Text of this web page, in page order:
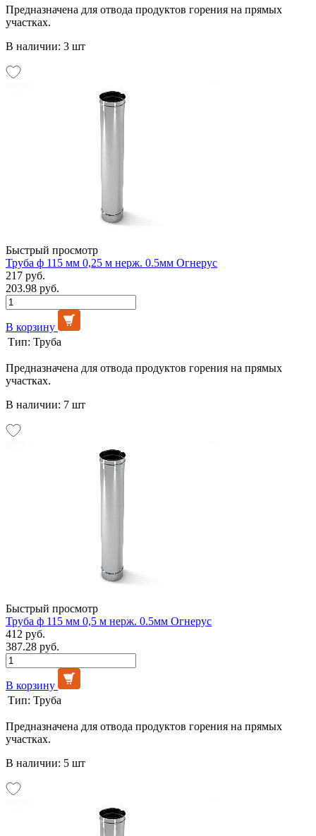
Предназначена для отвода продуктов горения на прямых
участках.
В наличии: 3 шт
Быстрый просмотр
Труба ф 115 мм 0,25 м нерж. 0.5мм Огнерус
217 руб.
203.98 руб.
В корзину
Тип: Труба
Предназначена для отвода продуктов горения на прямых
участках.
В наличии: 7 шт
Быстрый просмотр
Труба ф 115 мм 0,5 м нерж. 0.5мм Огнерус
412 руб.
387.28 руб.
В корзину
Тип: Труба
Предназначена для отвода продуктов горения на прямых
участках.
В наличии: 5 шт